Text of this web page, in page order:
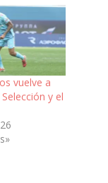
vuelve a
y el